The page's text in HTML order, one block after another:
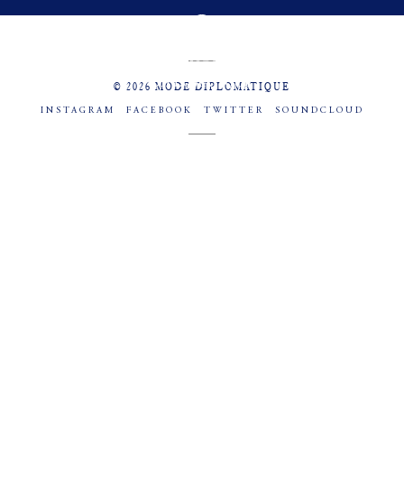
© 2026 MODE DIPLOMATIQUE
INSTAGRAM FACEBOOK TWITTER SOUNDCLOUD